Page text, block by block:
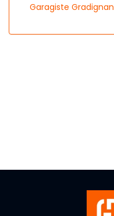
Garagiste Gradignan